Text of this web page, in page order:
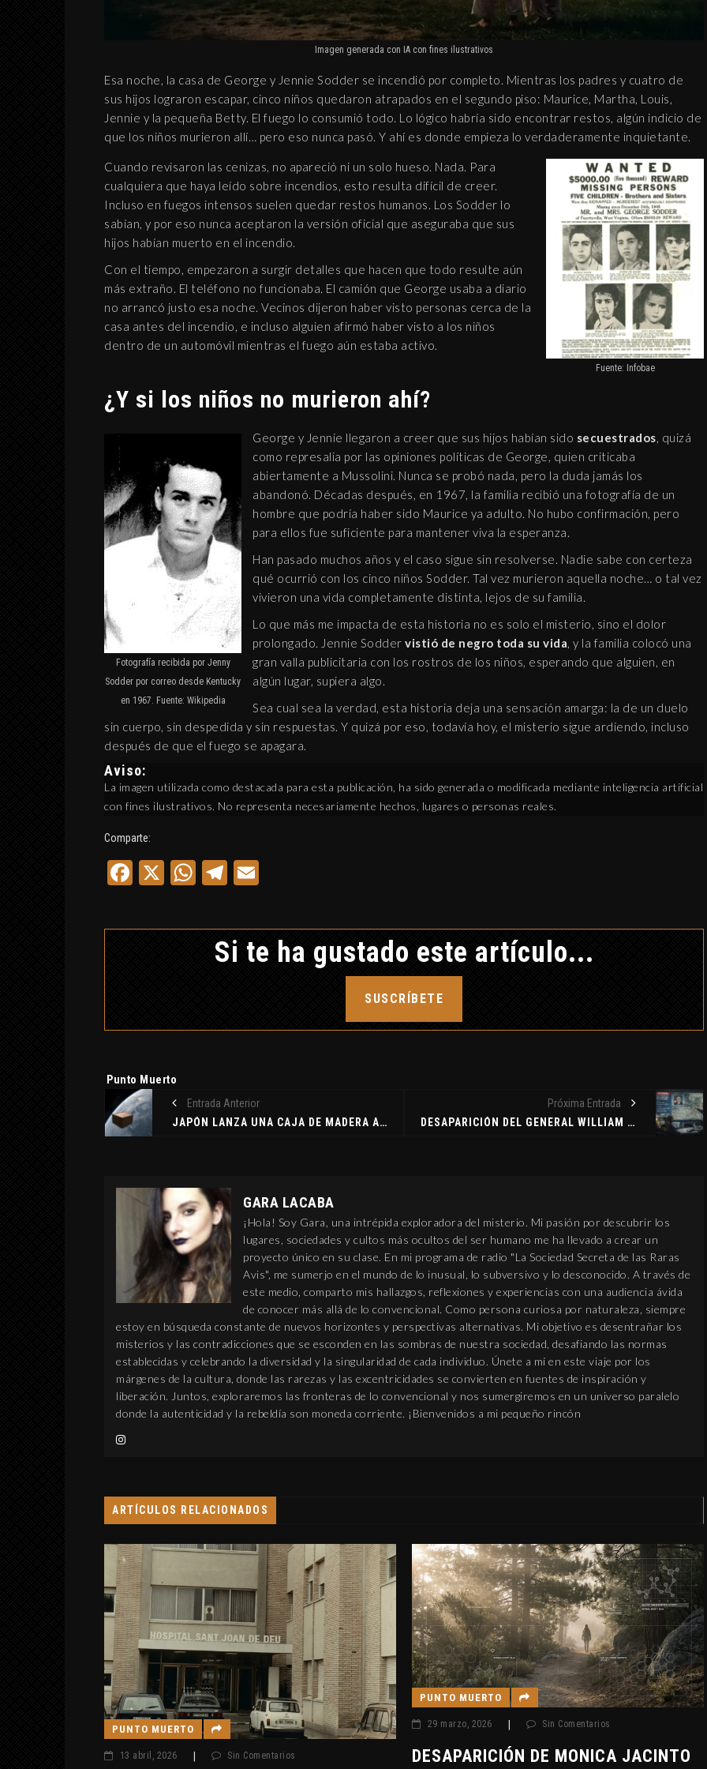
Imagen generada con IA con fines ilustrativos
Esa noche, la casa de George y Jennie Sodder se incendió por completo. Mientras los padres y cuatro de
sus hijos lograron escapar, cinco niños quedaron atrapados en el segundo piso: Maurice, Martha, Louis,
Jennie y la pequeña Betty. El fuego lo consumió todo. Lo lógico habría sido encontrar restos, algún indicio de
que los niños murieron allí… pero eso nunca pasó. Y ahí es donde empieza lo verdaderamente inquietante.
Fuente: Infobae
Cuando revisaron las cenizas, no apareció ni un solo hueso. Nada. Para
cualquiera que haya leído sobre incendios, esto resulta difícil de creer.
Incluso en fuegos intensos suelen quedar restos humanos. Los Sodder lo
sabían, y por eso nunca aceptaron la versión oficial que aseguraba que sus
hijos habían muerto en el incendio.
Con el tiempo, empezaron a surgir detalles que hacen que todo resulte aún
más extraño. El teléfono no funcionaba. El camión que George usaba a diario
no arrancó justo esa noche. Vecinos dijeron haber visto personas cerca de la
casa antes del incendio, e incluso alguien afirmó haber visto a los niños
dentro de un automóvil mientras el fuego aún estaba activo.
¿Y si los niños no murieron ahí?
Fotografía recibida por Jenny
Sodder por correo desde Kentucky
en 1967. Fuente: Wikipedia
George y Jennie llegaron a creer que sus hijos habían sido secuestrados, quizá
como represalia por las opiniones políticas de George, quien criticaba
abiertamente a Mussolini. Nunca se probó nada, pero la duda jamás los
abandonó. Décadas después, en 1967, la familia recibió una fotografía de un
hombre que podría haber sido Maurice ya adulto. No hubo confirmación, pero
para ellos fue suficiente para mantener viva la esperanza.
Han pasado muchos años y el caso sigue sin resolverse. Nadie sabe con certeza
qué ocurrió con los cinco niños Sodder. Tal vez murieron aquella noche… o tal vez
vivieron una vida completamente distinta, lejos de su familia.
Lo que más me impacta de esta historia no es solo el misterio, sino el dolor
prolongado. Jennie Sodder vistió de negro toda su vida, y la familia colocó una
gran valla publicitaria con los rostros de los niños, esperando que alguien, en
algún lugar, supiera algo.
Sea cual sea la verdad, esta historia deja una sensación amarga: la de un duelo
sin cuerpo, sin despedida y sin respuestas. Y quizá por eso, todavía hoy, el misterio sigue ardiendo, incluso
después de que el fuego se apagara.
Aviso:
La imagen utilizada como destacada para esta publicación, ha sido generada o modificada mediante inteligencia artificial
con fines ilustrativos. No representa necesariamente hechos, lugares o personas reales.
Comparte:
Facebook
X WhatsApp
Telegram
Si te ha gustado este artículo...
SUSCRÍBETE
Etiquetas:
Punto Muerto
Entrada Anterior
JAPÓN LANZA UNA CAJA DE MADERA AL ESPACIO PARA COMBATIR LA BASURA ESPACIAL
Próxima Entrada
DESAPARICIÓN DEL GENERAL WILLIAM NEIL MCCASLAND: ENTRE LA INVESTIGACIÓN OFICIAL Y EL ECO UFOLÓGICO
GARA LACABA
¡Hola! Soy Gara, una intrépida exploradora del misterio. Mi pasión por descubrir los
lugares, sociedades y cultos más ocultos del ser humano me ha llevado a crear un
proyecto único en su clase. En mi programa de radio "La Sociedad Secreta de las Raras
Avis", me sumerjo en el mundo de lo inusual, lo subversivo y lo desconocido. A través de
este medio, comparto mis hallazgos, reflexiones y experiencias con una audiencia ávida
de conocer más allá de lo convencional. Como persona curiosa por naturaleza, siempre
estoy en búsqueda constante de nuevos horizontes y perspectivas alternativas. Mi objetivo es desentrañar los
misterios y las contradicciones que se esconden en las sombras de nuestra sociedad, desafiando las normas
establecidas y celebrando la diversidad y la singularidad de cada individuo. Únete a mí en este viaje por los
márgenes de la cultura, donde las rarezas y las excentricidades se convierten en fuentes de inspiración y
liberación. Juntos, exploraremos las fronteras de lo convencional y nos sumergiremos en un universo paralelo
donde la autenticidad y la rebeldía son moneda corriente. ¡Bienvenidos a mi pequeño rincón
ARTÍCULOS RELACIONADOS
PUNTO MUERTO
13 abril, 2026 Sin Comentarios
PUNTO MUERTO
29 marzo, 2026 | Sin Comentarios
DESAPARICIÓN DE MONICA JACINTO
PUNTO
20
NEIL
ABRAXAS SEGÚN
BLAVATSKY Y JUNG
MUNDO APÓCRIFO
8 septiembre, 2019
KLARA MAUEROVA: LA
CANÍBAL DE KUŘIM
12 febrero, 2019
EL AMULETO DE
TETRAGRAMATON
MUNDO APÓCRIFO
30 diciembre, 2018